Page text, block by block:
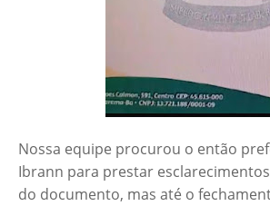
Nossa equipe procurou o então
Ibrann para prestar
do documento, mas até o